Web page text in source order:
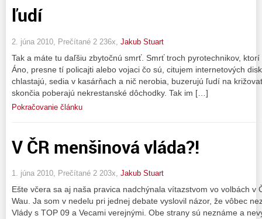
ľudí
2. júna 2010, Prečítané 2 236x, Jakub Stuart
Tak a máte tu daľšiu zbytočnú smrť. Smrť troch pyrotechnikov,
Áno, presne tí policajti alebo vojaci čo sú, citujem internetových
chlastajú, sedia v kasárňach a nič nerobia, buzerujú ľudí na
skončia poberajú nekrestanské dôchodky. Tak im […]
Pokračovanie článku
V ČR menšinová vláda?!
1. júna 2010, Prečítané 2 203x, Jakub Stuart
Ešte včera sa aj naša pravica nadchýnala vítazstvom vo volbách v
Wau. Ja som v nedelu pri jednej debate vyslovil názor, že vôbec
Vlády s TOP 09 a Vecami verejnými. Obe strany sú neznáme a